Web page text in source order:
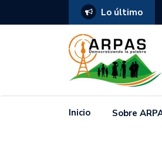
Lo último
Inicio Sobre